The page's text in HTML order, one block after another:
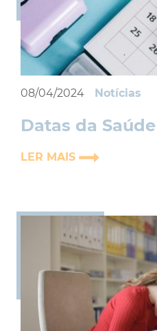
08/04/2024 Notícias
Datas da
LER MAIS